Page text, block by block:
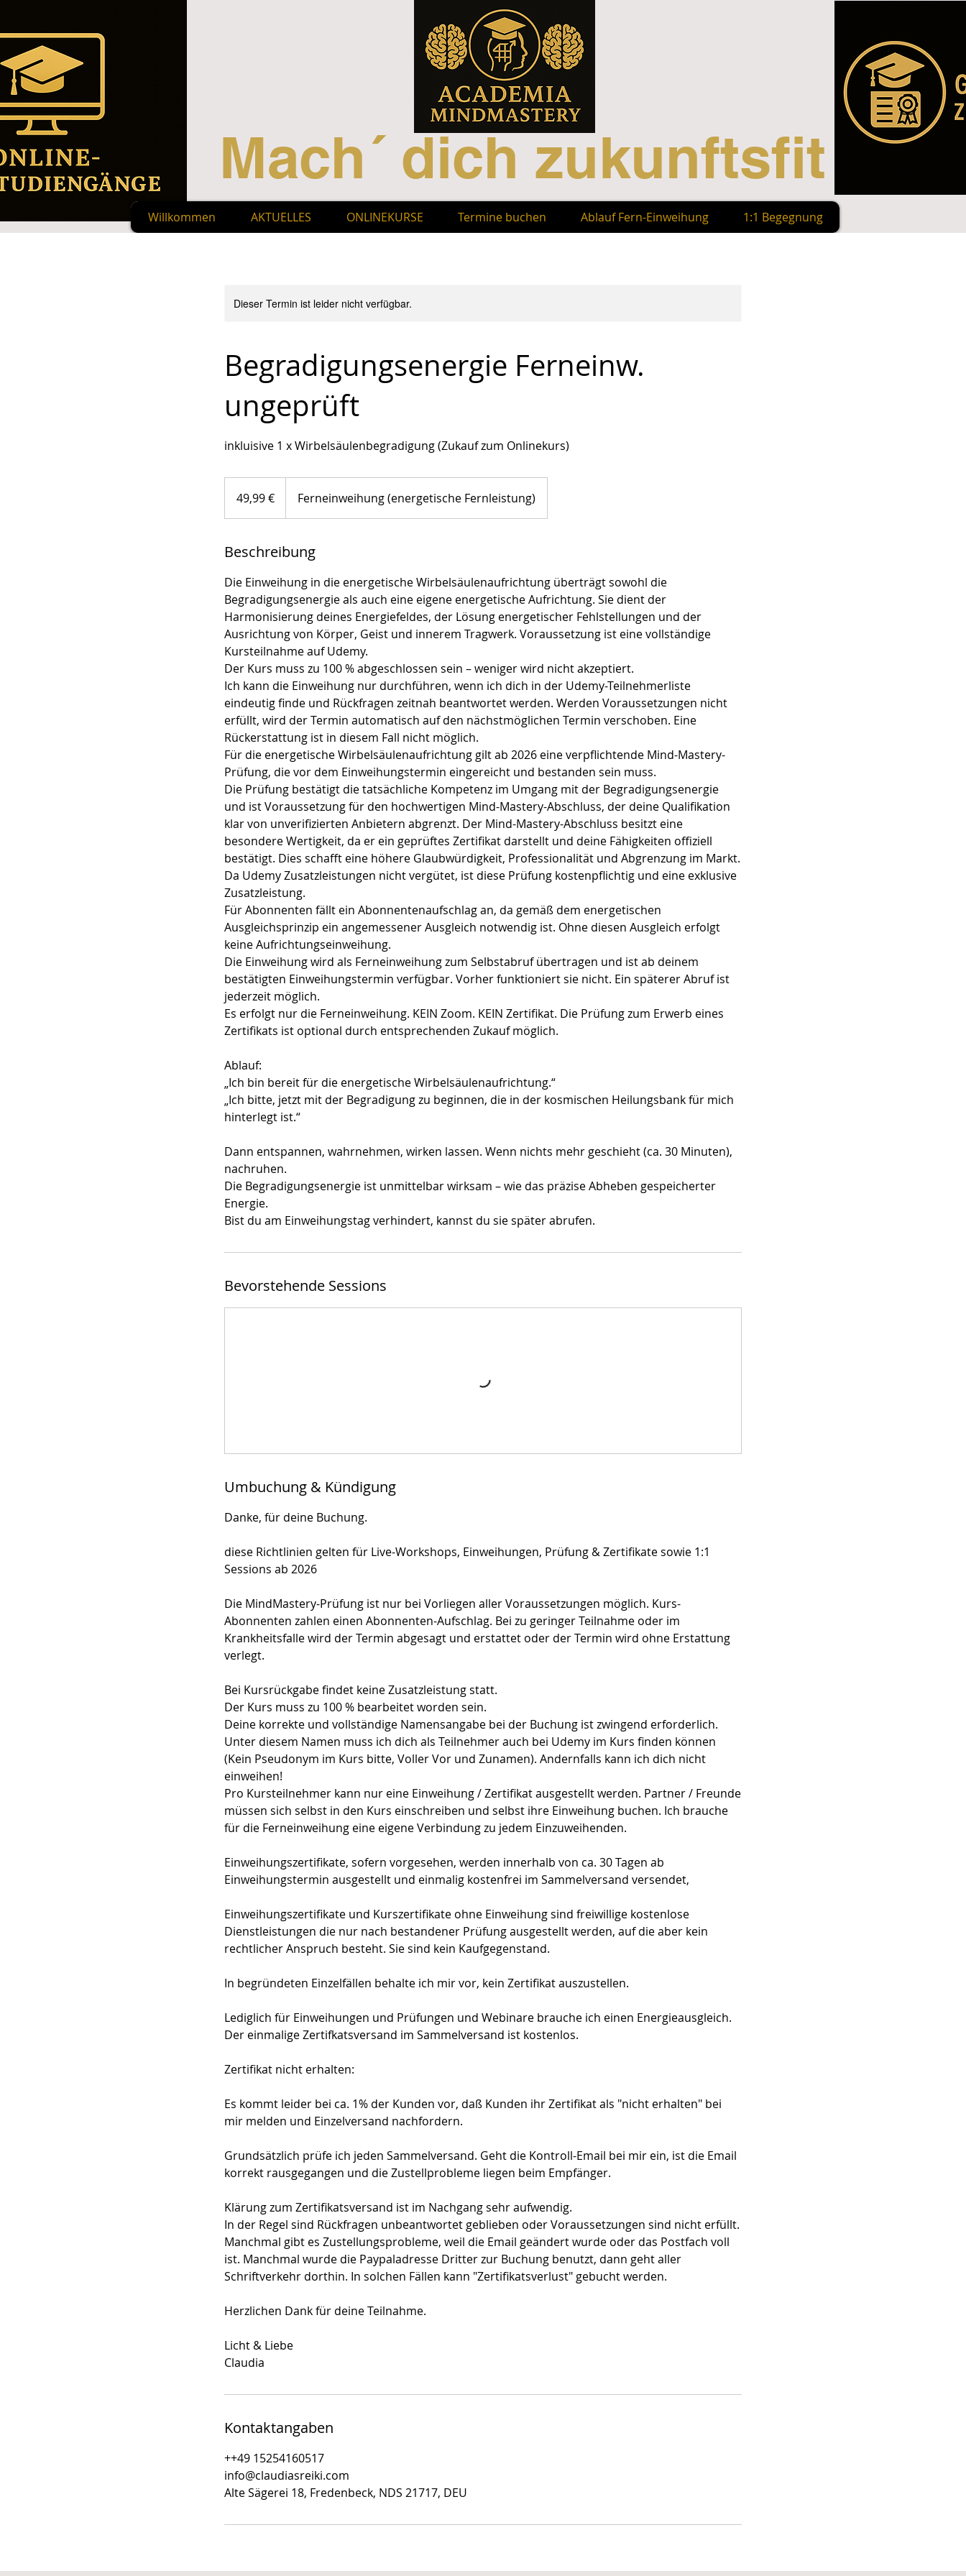
Mach´ dich zukunftsfit
Willkommen AKTUELLES ONLINEKURSE Termine buchen Ablauf Fern-Einweihung 1:1 Begegnung
Dieser Termin ist leider nicht verfügbar.
Begradigungsenergie Ferneinw.
ungeprüft
inkluisive 1 x Wirbelsäulenbegradigung (Zukauf zum Onlinekurs)
49,99 € Ferneinweihung (energetische Fernleistung)
Beschreibung
Die Einweihung in die energetische Wirbelsäulenaufrichtung überträgt sowohl die
Begradigungsenergie als auch eine eigene energetische Aufrichtung. Sie dient der
Harmonisierung deines Energiefeldes, der Lösung energetischer Fehlstellungen und der
Ausrichtung von Körper, Geist und innerem Tragwerk. Voraussetzung ist eine vollständige
Kursteilnahme auf Udemy.
Der Kurs muss zu 100 % abgeschlossen sein – weniger wird nicht akzeptiert.
Ich kann die Einweihung nur durchführen, wenn ich dich in der Udemy-Teilnehmerliste
eindeutig finde und Rückfragen zeitnah beantwortet werden. Werden Voraussetzungen nicht
erfüllt, wird der Termin automatisch auf den nächstmöglichen Termin verschoben. Eine
Rückerstattung ist in diesem Fall nicht möglich.
Für die energetische Wirbelsäulenaufrichtung gilt ab 2026 eine verpflichtende Mind-Mastery-
Prüfung, die vor dem Einweihungstermin eingereicht und bestanden sein muss.
Die Prüfung bestätigt die tatsächliche Kompetenz im Umgang mit der Begradigungsenergie
und ist Voraussetzung für den hochwertigen Mind-Mastery-Abschluss, der deine Qualifikation
klar von unverifizierten Anbietern abgrenzt. Der Mind-Mastery-Abschluss besitzt eine
besondere Wertigkeit, da er ein geprüftes Zertifikat darstellt und deine Fähigkeiten offiziell
bestätigt. Dies schafft eine höhere Glaubwürdigkeit, Professionalität und Abgrenzung im Markt.
Da Udemy Zusatzleistungen nicht vergütet, ist diese Prüfung kostenpflichtig und eine exklusive
Zusatzleistung.
Für Abonnenten fällt ein Abonnentenaufschlag an, da gemäß dem energetischen
Ausgleichsprinzip ein angemessener Ausgleich notwendig ist. Ohne diesen Ausgleich erfolgt
keine Aufrichtungseinweihung.
Die Einweihung wird als Ferneinweihung zum Selbstabruf übertragen und ist ab deinem
bestätigten Einweihungstermin verfügbar. Vorher funktioniert sie nicht. Ein späterer Abruf ist
jederzeit möglich.
Es erfolgt nur die Ferneinweihung. KEIN Zoom. KEIN Zertifikat. Die Prüfung zum Erwerb eines
Zertifikats ist optional durch entsprechenden Zukauf möglich.
Ablauf:
„Ich bin bereit für die energetische Wirbelsäulenaufrichtung.“
„Ich bitte, jetzt mit der Begradigung zu beginnen, die in der kosmischen Heilungsbank für mich
hinterlegt ist.“
Dann entspannen, wahrnehmen, wirken lassen. Wenn nichts mehr geschieht (ca. 30 Minuten),
nachruhen.
Die Begradigungsenergie ist unmittelbar wirksam – wie das präzise Abheben gespeicherter
Energie.
Bist du am Einweihungstag verhindert, kannst du sie später abrufen.
Bevorstehende Sessions
Umbuchung & Kündigung
Danke, für deine Buchung.
diese Richtlinien gelten für Live-Workshops, Einweihungen, Prüfung & Zertifikate sowie 1:1
Sessions ab 2026
Die MindMastery-Prüfung ist nur bei Vorliegen aller Voraussetzungen möglich. Kurs-
Abonnenten zahlen einen Abonnenten-Aufschlag. Bei zu geringer Teilnahme oder im
Krankheitsfalle wird der Termin abgesagt und erstattet oder der Termin wird ohne Erstattung
verlegt.
Bei Kursrückgabe findet keine Zusatzleistung statt.
Der Kurs muss zu 100 % bearbeitet worden sein.
Deine korrekte und vollständige Namensangabe bei der Buchung ist zwingend erforderlich.
Unter diesem Namen muss ich dich als Teilnehmer auch bei Udemy im Kurs finden können
(Kein Pseudonym im Kurs bitte, Voller Vor und Zunamen). Andernfalls kann ich dich nicht
einweihen!
Pro Kursteilnehmer kann nur eine Einweihung / Zertifikat ausgestellt werden. Partner / Freunde
müssen sich selbst in den Kurs einschreiben und selbst ihre Einweihung buchen. Ich brauche
für die Ferneinweihung eine eigene Verbindung zu jedem Einzuweihenden.
Einweihungszertifikate, sofern vorgesehen, werden innerhalb von ca. 30 Tagen ab
Einweihungstermin ausgestellt und einmalig kostenfrei im Sammelversand versendet,
Einweihungszertifikate und Kurszertifikate ohne Einweihung sind freiwillige kostenlose
Dienstleistungen die nur nach bestandener Prüfung ausgestellt werden, auf die aber kein
rechtlicher Anspruch besteht. Sie sind kein Kaufgegenstand.
In begründeten Einzelfällen behalte ich mir vor, kein Zertifikat auszustellen.
Lediglich für Einweihungen und Prüfungen und Webinare brauche ich einen Energieausgleich.
Der einmalige Zertifkatsversand im Sammelversand ist kostenlos.
Zertifikat nicht erhalten:
Es kommt leider bei ca. 1% der Kunden vor, daß Kunden ihr Zertifikat als "nicht erhalten" bei
mir melden und Einzelversand nachfordern.
Grundsätzlich prüfe ich jeden Sammelversand. Geht die Kontroll-Email bei mir ein, ist die Email
korrekt rausgegangen und die Zustellprobleme liegen beim Empfänger.
Klärung zum Zertifikatsversand ist im Nachgang sehr aufwendig.
In der Regel sind Rückfragen unbeantwortet geblieben oder Voraussetzungen sind nicht erfüllt.
Manchmal gibt es Zustellungsprobleme, weil die Email geändert wurde oder das Postfach voll
ist. Manchmal wurde die Paypaladresse Dritter zur Buchung benutzt, dann geht aller
Schriftverkehr dorthin. In solchen Fällen kann "Zertifikatsverlust" gebucht werden.
Herzlichen Dank für deine Teilnahme.
Licht & Liebe
Claudia
Kontaktangaben
++49 15254160517
info@claudiasreiki.com
Alte Sägerei 18, Fredenbeck, NDS 21717, DEU